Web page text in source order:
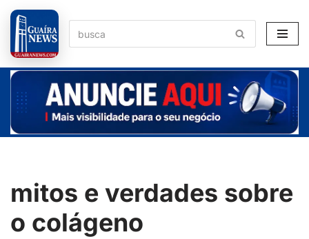
Pular
para
o
conteúdo
mitos e verdades sobre
o colágeno